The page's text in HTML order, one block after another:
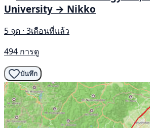
University → Nikko
5 จุด · 3เดือนที่แล้ว
494 การดู
บันทึก